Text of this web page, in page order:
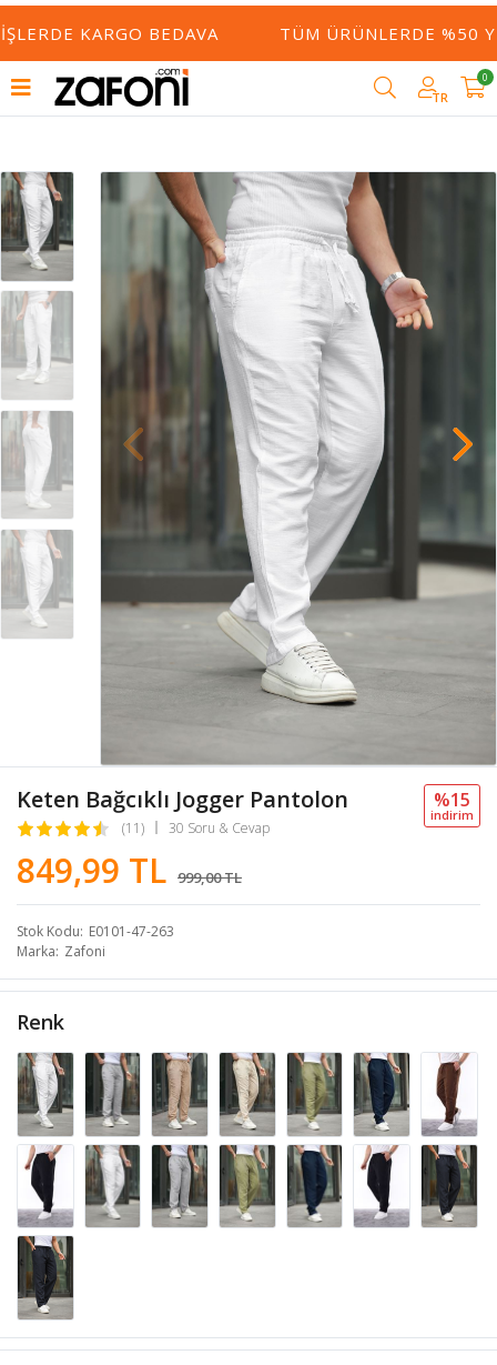
KARGO BEDAVA TÜM ÜRÜNLERDE %50
TR
0
Keten Bağcıklı Jogger Pantolon
(11) 30 Soru & Cevap
849,99 TL 999,00 TL
%15
i̇ndi̇ri̇m
Stok Kodu E0101-47-263
Marka Zafoni
Renk